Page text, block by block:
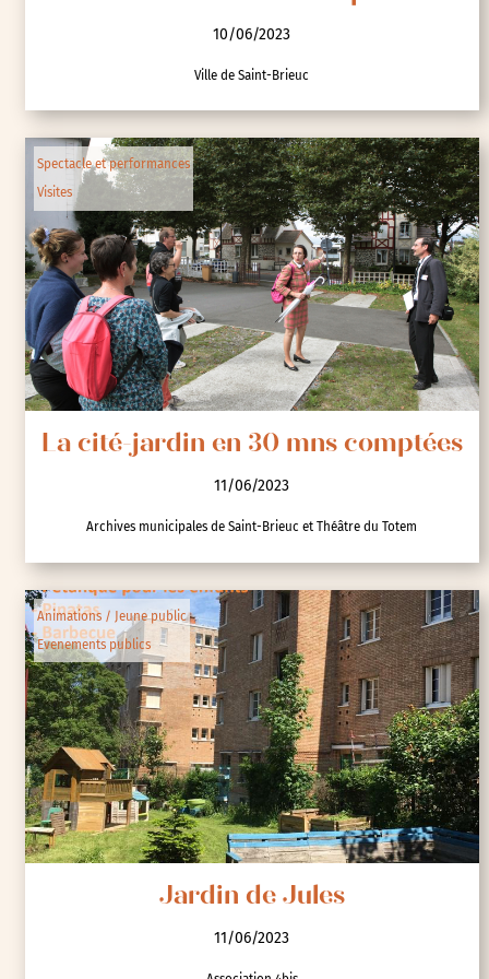
10/06/2023
Ville de Saint-Brieuc
Spectacle et performances
Visites
La cité-jardin en 30 mns comptées
11/06/2023
Archives municipales de Saint-Brieuc et Théâtre du Totem
Animations / Jeune public
Evenements publics
Jardin de Jules
11/06/2023